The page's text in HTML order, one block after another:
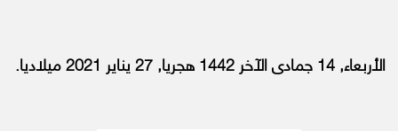
الأربعاء, 14 جمادى الآخر 1442 هجريا, 27 يناير 2021 ميلاديا.